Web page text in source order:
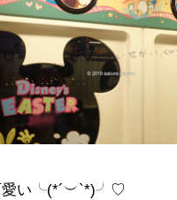
愛い╰(*´︶`*)╯♡